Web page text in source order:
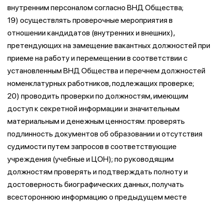
внутренним персоналом согласно ВНД Общества;
19) осуществлять проверочные мероприятия в
отношении кандидатов (внутренних и внешних),
претендующих на замещение вакантных должностей при
приеме на работу и перемещении в соответствии с
установленным ВНД Общества и перечнем должностей
номенклатурных работников, подлежащих проверке;
20) проводить проверки по должностям, имеющим
доступ к секретной информации и значительным
материальным и денежным ценностям: проверять
подлинность документов об образовании и отсутствия
судимости путем запросов в соответствующие
учреждения (учебные и ЦОН); по руководящим
должностям проверять и подтверждать полноту и
достоверность биографических данных, получать
всестороннюю информацию о предыдущем месте